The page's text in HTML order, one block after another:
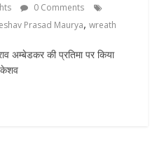
0 Comments
Prasad Maurya,wreath
अम्बेडकर की प्रतिमा पर किया
केशव